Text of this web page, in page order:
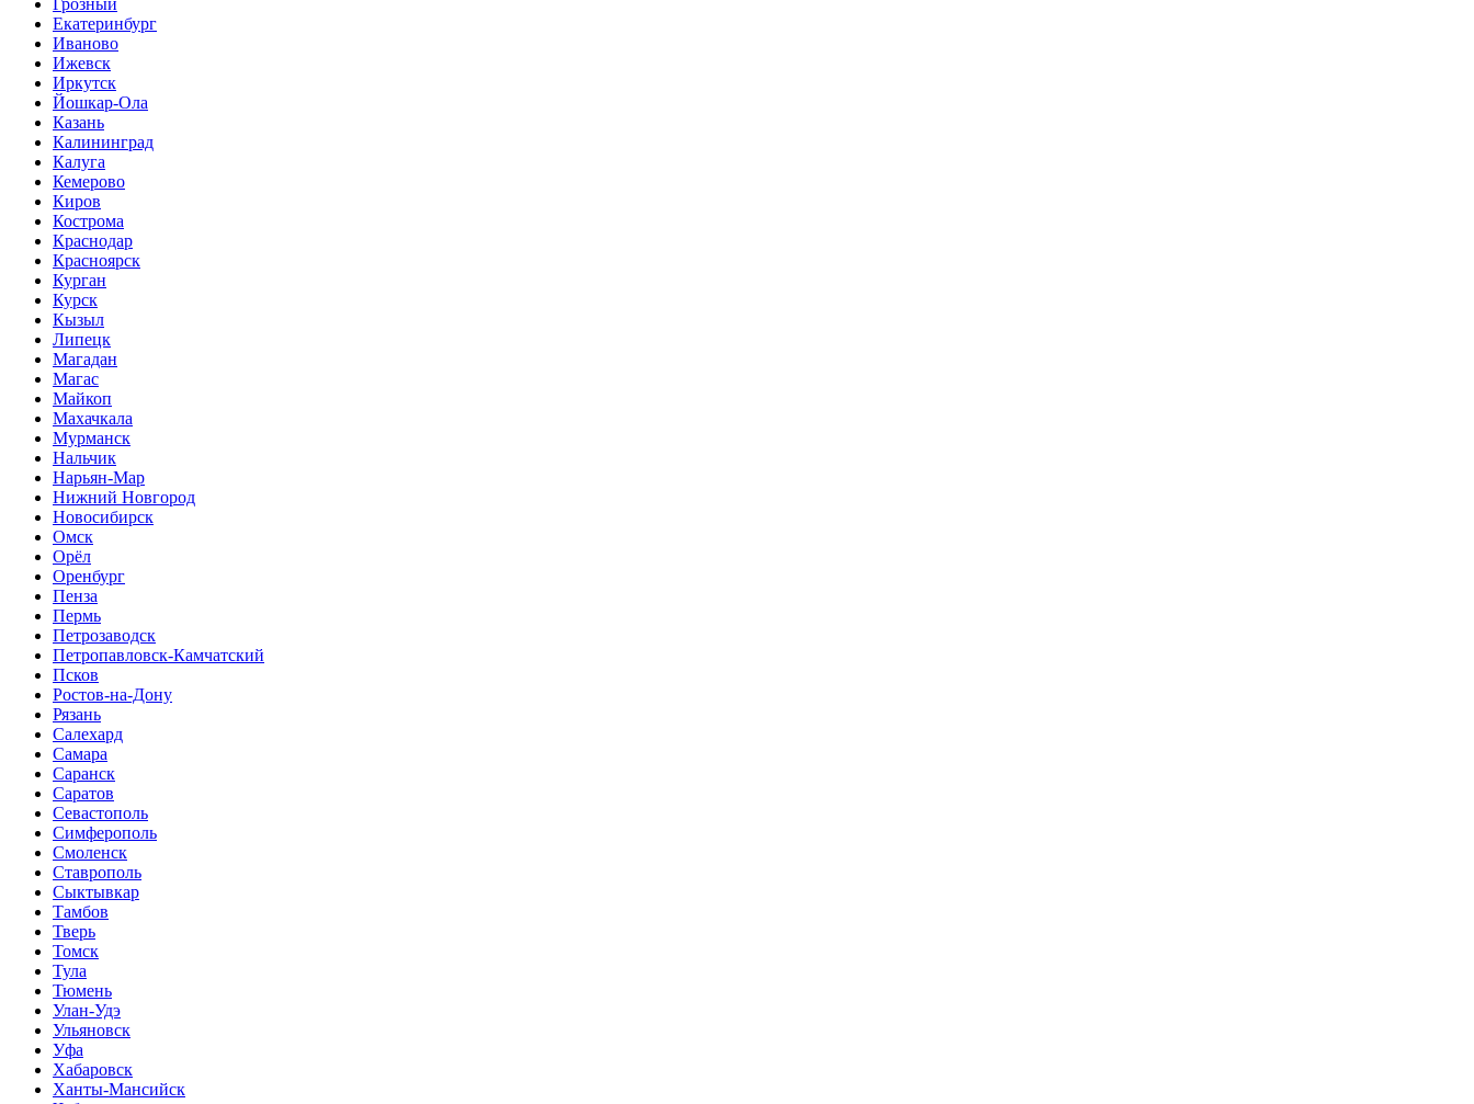
Грозный
Екатеринбург
Иваново
Ижевск
Иркутск
Йошкар-Ола
Казань
Калининград
Калуга
Кемерово
Киров
Кострома
Краснодар
Красноярск
Курган
Курск
Кызыл
Липецк
Магадан
Магас
Майкоп
Махачкала
Мурманск
Нальчик
Нарьян-Мар
Нижний Новгород
Новосибирск
Омск
Орёл
Оренбург
Пенза
Пермь
Петрозаводск
Петропавловск-Камчатский
Псков
Ростов-на-Дону
Рязань
Салехард
Самара
Саранск
Саратов
Севастополь
Симферополь
Смоленск
Ставрополь
Сыктывкар
Тамбов
Тверь
Томск
Тула
Тюмень
Улан-Удэ
Ульяновск
Уфа
Хабаровск
Ханты-Мансийск